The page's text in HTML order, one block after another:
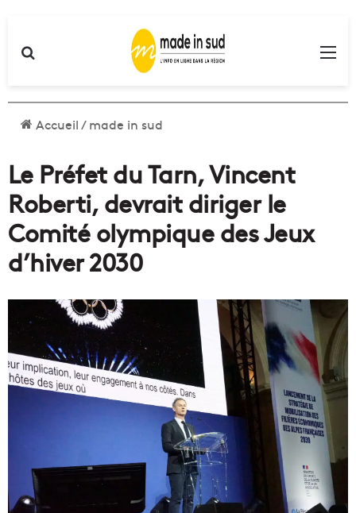
Accueil/made in sud
Le Préfet du Tarn, Vincent
Roberti, devrait diriger le
Comité olympique des Jeux
d’hiver 2030